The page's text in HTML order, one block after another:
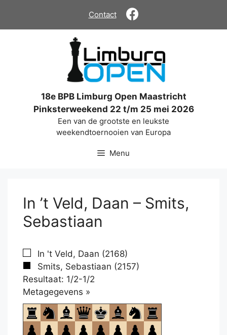
de
Contact
18e BPB Limburg Open Maastricht
Pinksterweekend 22 t/m 25 mei 2026
Een van de grootste en leukste
weekendtoernooien van Europa
Menu
In ’t Veld, Daan – Smits,
Sebastiaan
In 't Veld, Daan (2168)
Smits, Sebastiaan (2157)
Resultaat: 1/2-1/2
Metagegevens »
om
te
openen.